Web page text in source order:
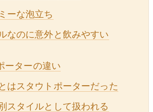
ーな泡立ち
なのに意外と飲みやすい
ーターの違い
はスタウトポーターだった
スタイルとして扱われる